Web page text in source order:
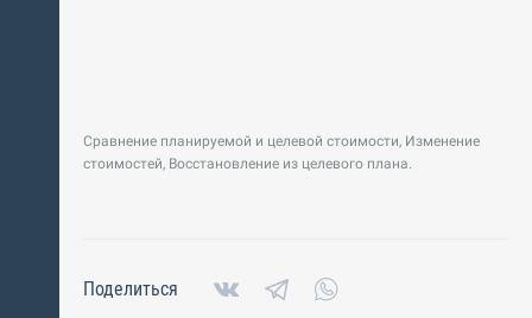
Сравнение планируемой и целевой стоимости, Изменение
стоимостей, Восстановление из целевого плана.
Поделиться